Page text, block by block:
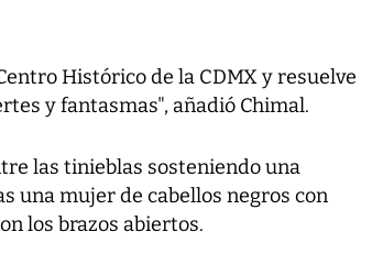
Histórico de la CDMX y resuelve
y fantasmas", añadió Chimal.
las tinieblas sosteniendo una
una mujer de cabellos negros con
los brazos abiertos.